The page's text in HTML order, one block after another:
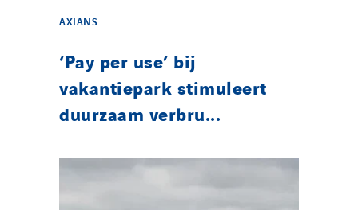
AXIANS
‘Pay per use’ bij
vakantiepark stimuleert
duurzaam verbru...